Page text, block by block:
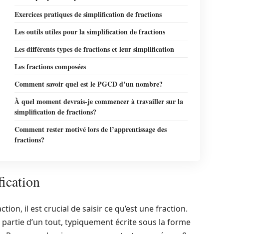
Exercices pratiques de simplification de fractions
Les outils utiles pour la simplification de fractions
Les différents types de fractions et leur simplification
Les fractions composées
Comment savoir quel est le PGCD d’un nombre?
À quel moment devrais-je commencer à travailler sur la
simplification de fractions?
Comment rester motivé lors de l’apprentissage des
fractions?
il est crucial de saisir ce qu’est une fraction.
d’un tout, typiquement écrite sous la forme